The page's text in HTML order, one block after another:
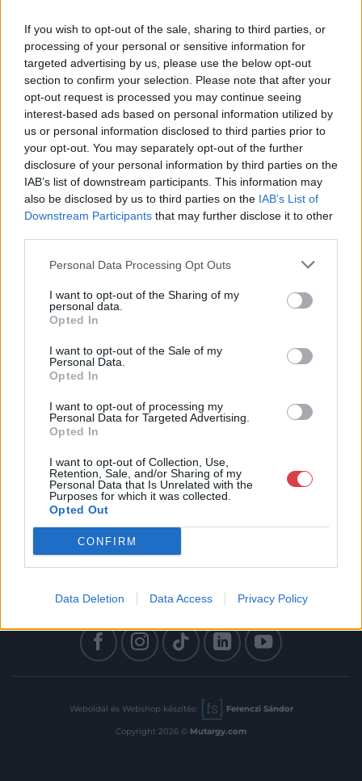
If you wish to opt-out of the sale, sharing to third parties, or
processing of your personal or sensitive information for
targeted advertising by us, please use the below opt-out
section to confirm your selection. Please note that after your
opt-out request is processed you may continue seeing
interest-based ads based on personal information utilized by
us or personal information disclosed to third parties prior to
your opt-out. You may separately opt-out of the further
disclosure of your personal information by third parties on the
IAB’s list of downstream participants. This information may
also be disclosed by us to third parties on the IAB’s List of
Downstream Participants that may further disclose it to other
Personal Data Processing Opt Outs
I want to opt-out of the Sharing of my
personal data.
Opted In
I want to opt-out of the Sale of my
Personal Data.
Opted In
I want to opt-out of processing my
Personal Data for Targeted Advertising.
Opted In
I want to opt-out of Collection, Use,
Retention, Sale, and/or Sharing of my
Personal Data that Is Unrelated with the
Purposes for which it was collected.
Opted Out
CONFIRM
Data Deletion Data Access Privacy Policy
PÉNZ, ÉREM, PLAKETT
30588. tétel:
Horváth Endre (1896-
1954) festőművész és
grafikus különböző
munkáinak rézmetszet
tervei egy lapon, közte
1940. 2P hátlapi terv,
Vajdahunyad vár, Szent
Imre bélyegterv
(344x285mm) T:AU
sarokhajlás, folt /
Several copperplate
designs on one sheet
of Hungari
Horváth Endre (1896-1954)
festőművész és grafikus
különböző munkáinak
rézmetszet tervei egy lapon,
közte 1940. 2P hátlapi terv,
Vajdahunyad vár, Szent Imre
Several copperplate designs
on one sheet of Hungari
Kikiáltási ár:100 000Ft
MEGTEKINTEM
PÉNZ, ÉREM, PLAKETT
30595. tétel:
Svájc ~2000. „Orlof
Offset” bankjegy
tervezet „One Pass
(Belépő?)” nyomattal, a
De La Rue
bankjegynyomda
kiadásában (6x)
T:UNC,AU / Switzerland
~2000. „Orlof Offset”
test banknote with
„One Pass (as a
ticket?)” print, made
by the De La Rue
banknote printi
Svájc ~2000. "Orlof Offset"
bankjegy tervezet "One Pass
(Belépő?)" nyomattal, a De
La Rue bankjegynyomda
kiadásában (6x) T:UNC,AU /
Switzerland ~2000. "Orlof
"One Pass (as a ticket?)"
print, made by the De La
Rue banknote printi
Kikiáltási ár:10 000Ft
18:00
MEGTEKINTEM
Hírlevél feliratkozás
Elolvastam és elfogadom az Adatkezelési tájékoztatót:
mutargy.com/adatkezelesi-tajekoztato/
Rólunk
Médiaajánlat
Kapcsolat
Áraink
Kövesse a műtárgy.com-ot
Weboldal és Webshop készítés: Ferenczi Sándor
Copyright 2026 © Mutargy.com